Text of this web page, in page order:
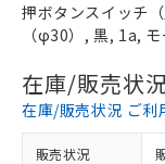
押ボタンスイッチ
（φ30）, 黒, 1a,
在庫/販売状
在庫/販売状況 ご利
販売状況